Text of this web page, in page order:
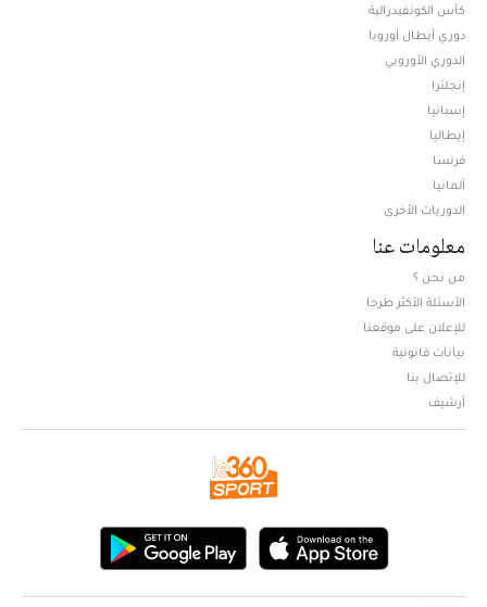
كأس الكونفيدرالية
دوري أبطال أوروبا
الدوري الأوروبي
إنجلترا
إسبانيا
إيطاليا
فرنسا
ألمانيا
الدوريات الأخرى
معلومات عنا
من نحن ؟
الأسئلة الأكثر طرحا
للإعلان على موقعنا
بيانات قانونية
للإتصال بنا
أرشيف